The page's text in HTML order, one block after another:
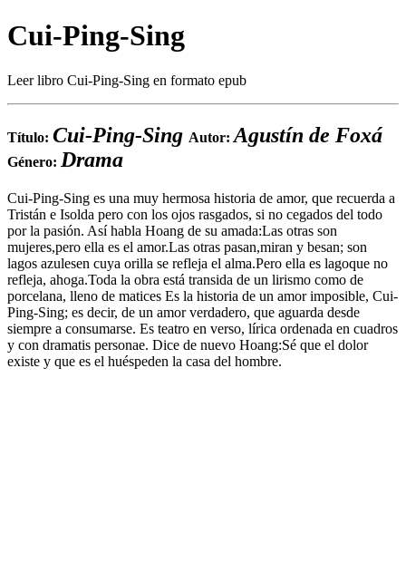
Cui-Ping-Sing
Leer libro Cui-Ping-Sing en formato epub
Título: Cui-Ping-Sing Autor: Agustín de Foxá
Género: Drama
Cui-Ping-Sing es una muy hermosa historia de amor, que recuerda a
Tristán e Isolda pero con los ojos rasgados, si no cegados del todo
por la pasión. Así habla Hoang de su amada:Las otras son
mujeres,pero ella es el amor.Las otras pasan,miran y besan; son
lagos azulesen cuya orilla se refleja el alma.Pero ella es lagoque no
refleja, ahoga.Toda la obra está transida de un lirismo como de
porcelana, lleno de matices Es la historia de un amor imposible, Cui-
Ping-Sing; es decir, de un amor verdadero, que aguarda desde
siempre a consumarse. Es teatro en verso, lírica ordenada en cuadros
y con dramatis personae. Dice de nuevo Hoang:Sé que el dolor
existe y que es el huéspeden la casa del hombre.